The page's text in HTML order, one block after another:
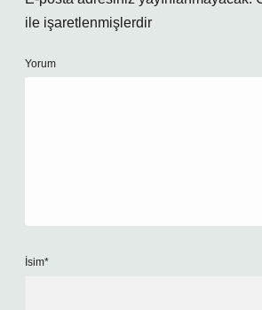
ile işaretlenmişlerdir
Yorum
İsim*